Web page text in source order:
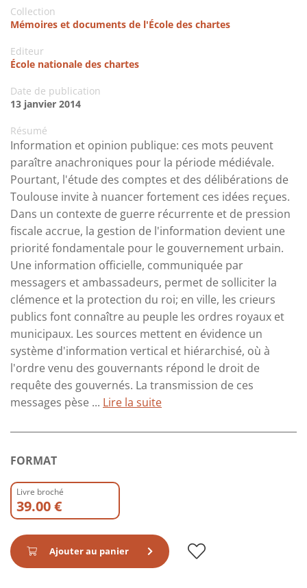
Collection
Mémoires et documents de l'École des chartes
Editeur
École nationale des chartes
Date de publication
13 janvier 2014
Résumé
Information et opinion publique: ces mots peuvent
paraître anachroniques pour la période médiévale.
Pourtant, l'étude des comptes et des délibérations de
Toulouse invite à nuancer fortement ces idées reçues.
Dans un contexte de guerre récurrente et de pression
fiscale accrue, la gestion de l'information devient une
priorité fondamentale pour le gouvernement urbain.
Une information officielle, communiquée par
messagers et ambassadeurs, permet de solliciter la
clémence et la protection du roi; en ville, les crieurs
publics font connaître au peuple les ordres royaux et
municipaux. Les sources mettent en évidence un
système d'information vertical et hiérarchisé, où à
l'ordre venu des gouvernants répond le droit de
requête des gouvernés. La transmission de ces
messages pèse ... Lire la suite
FORMAT
Livre broché
39.00 €
Ajouter au panier